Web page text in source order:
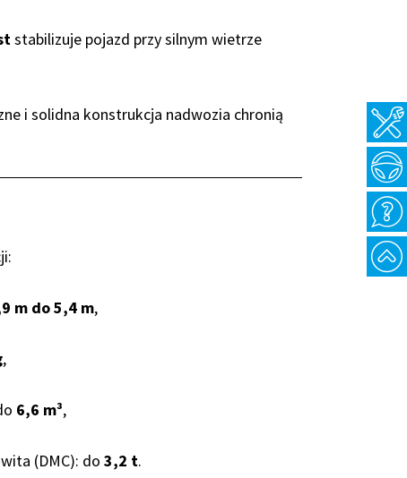
stabilizuje pojazd przy silnym wietrze
i solidna konstrukcja nadwozia chronią
m do 5,4 m,
,
6,6 m³,
(DMC): do 3,2 t.